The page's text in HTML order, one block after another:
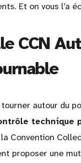
Et on vous l’a
CCN
autour du
technique
Convention
proposer une